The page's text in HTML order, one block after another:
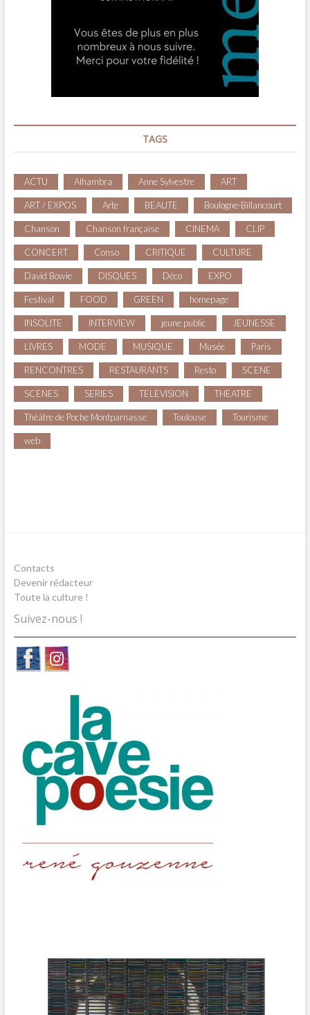
TAGS
ACTU Alhambra Anne Sylvestre ART
ART / EXPOS Arte BEAUTE Boulogne-Billancourt
Chanson Chanson française CINEMA CLIP
CONCERT Conso CRITIQUE CULTURE
David Bowie DISQUES Déco EXPO
Festival FOOD GREEN homepage
INSOLITE INTERVIEW jeune public JEUNESSE
LIVRES MODE MUSIQUE Musée Paris
RENCONTRES RESTAURANTS Resto SCENE
SCENES SERIES TELEVISION THEATRE
Théâtre de Poche Montparnasse Toulouse Tourisme
web
Contacts
Devenir rédacteur
Toute la culture !
Suivez-nous !